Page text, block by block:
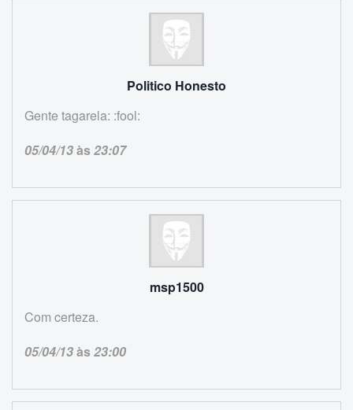
Politico Honesto
Gente tagarela: :fool:
05/04/13às23:07
msp1500
Com certeza.
05/04/13às23:00